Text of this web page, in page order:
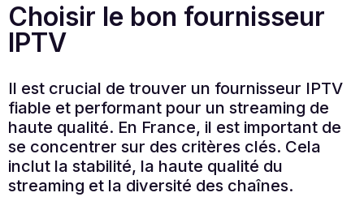
Choisir le bon fournisseur
IPTV
Il est crucial de trouver un fournisseur IPTV
fiable et performant pour un streaming de
haute qualité. En France, il est important de
se concentrer sur des critères clés. Cela
inclut la stabilité, la haute qualité du
streaming et la diversité des chaînes.